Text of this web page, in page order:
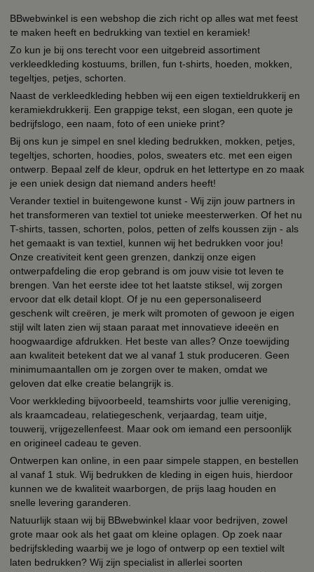
BBwebwinkel is een webshop die zich richt op alles wat met feest
te maken heeft en bedrukking van textiel en keramiek!
Zo kun je bij ons terecht voor een uitgebreid assortiment
verkleedkleding kostuums, brillen, fun t-shirts, hoeden, mokken,
tegeltjes, petjes, schorten.
Naast de verkleedkleding hebben wij een eigen textieldrukkerij en
keramiekdrukkerij. Een grappige tekst, een slogan, een quote je
bedrijfslogo, een naam, foto of een unieke print?
Bij ons kun je simpel en snel kleding bedrukken, mokken, petjes,
tegeltjes, schorten, hoodies, polos, sweaters etc. met een eigen
ontwerp. Bepaal zelf de kleur, opdruk en het lettertype en zo maak
je een uniek design dat niemand anders heeft!
Verander textiel in buitengewone kunst - Wij zijn jouw partners in
het transformeren van textiel tot unieke meesterwerken. Of het nu
T-shirts, tassen, schorten, polos, petten of zelfs koussen zijn - als
het gemaakt is van textiel, kunnen wij het bedrukken voor jou!
Onze creativiteit kent geen grenzen, dankzij onze eigen
ontwerpafdeling die erop gebrand is om jouw visie tot leven te
brengen. Van het eerste idee tot het laatste stiksel, wij zorgen
ervoor dat elk detail klopt. Of je nu een gepersonaliseerd
geschenk wilt creëren, je merk wilt promoten of gewoon je eigen
stijl wilt laten zien wij staan paraat met innovatieve ideeën en
hoogwaardige afdrukken. Het beste van alles? Onze toewijding
aan kwaliteit betekent dat we al vanaf 1 stuk produceren. Geen
minimumaantallen om je zorgen over te maken, omdat we
geloven dat elke creatie belangrijk is.
Voor werkkleding bijvoorbeeld, teamshirts voor jullie vereniging,
als kraamcadeau, relatiegeschenk, verjaardag, team uitje,
touwerij, vrijgezellenfeest. Maar ook om iemand een persoonlijk
en origineel cadeau te geven.
Ontwerpen kan online, in een paar simpele stappen, en bestellen
al vanaf 1 stuk. Wij bedrukken de kleding in eigen huis, hierdoor
kunnen we de kwaliteit waarborgen, de prijs laag houden en
snelle levering garanderen.
Natuurlijk staan wij bij BBwebwinkel klaar voor bedrijven, zowel
grote maar ook als het gaat om kleine oplagen. Op zoek naar
bedrijfskleding waarbij we je logo of ontwerp op een textiel wilt
laten bedrukken? Wij zijn specialist in allerlei soorten